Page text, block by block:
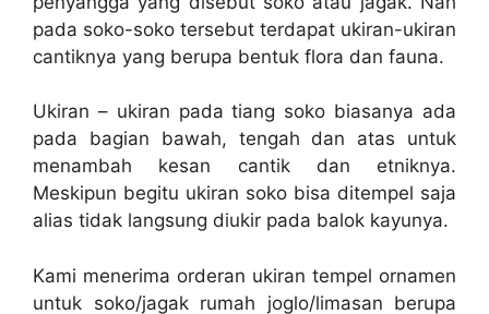
pada soko-soko tersebut terdapat ukiran-ukiran
cantiknya yang berupa bentuk flora dan fauna.
Ukiran – ukiran pada tiang soko biasanya ada
pada bagian bawah, tengah dan atas untuk
menambah kesan cantik dan etniknya.
Meskipun begitu ukiran soko bisa ditempel saja
alias tidak langsung diukir pada balok kayunya.
Kami menerima orderan ukiran tempel ornamen
untuk soko/jagak rumah joglo/limasan berupa